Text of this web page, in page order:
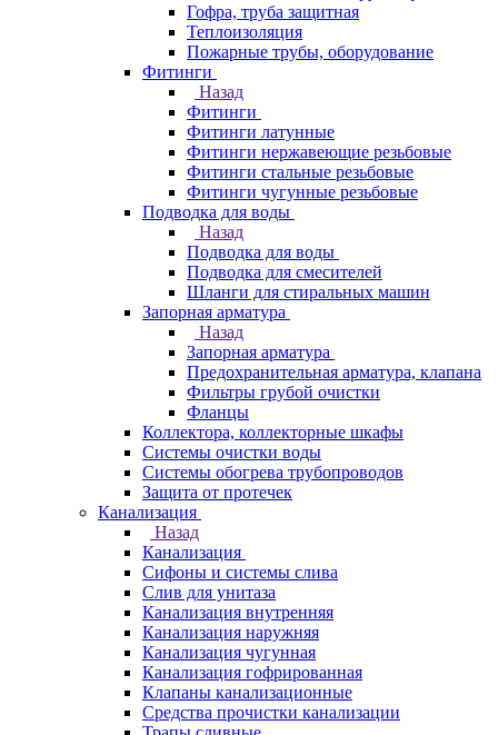
Гофра, труба защитная
Теплоизоляция
Пожарные трубы, оборудование
Фитинги
Назад
Фитинги
Фитинги латунные
Фитинги нержавеющие резьбовые
Фитинги стальные резьбовые
Фитинги чугунные резьбовые
Подводка для воды
Назад
Подводка для воды
Подводка для смесителей
Шланги для стиральных машин
Запорная арматура
Назад
Запорная арматура
Предохранительная арматура, клапана
Фильтры грубой очистки
Фланцы
Коллектора, коллекторные шкафы
Системы очистки воды
Системы обогрева трубопроводов
Защита от протечек
Канализация
Назад
Канализация
Сифоны и системы слива
Слив для унитаза
Канализация внутренняя
Канализация наружняя
Канализация чугунная
Канализация гофрированная
Клапаны канализационные
Средства прочистки канализации